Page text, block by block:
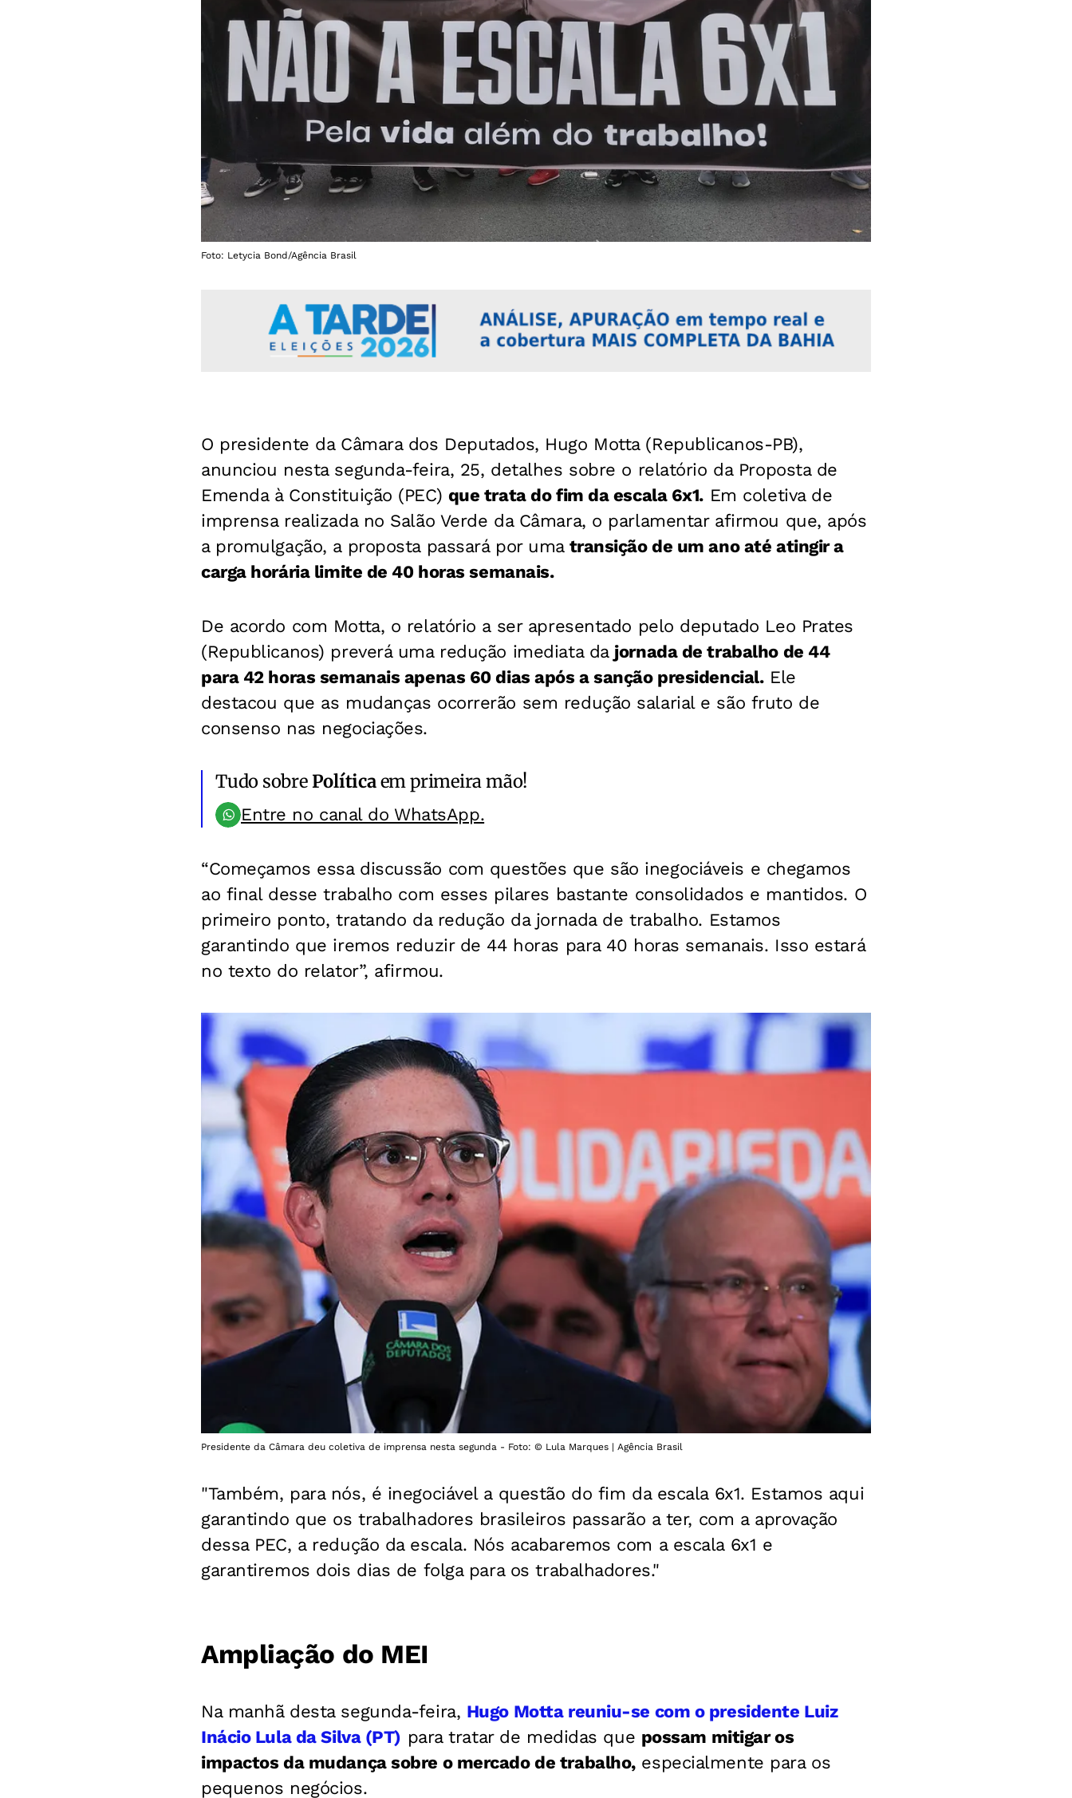
Foto: Letycia Bond/Agência Brasil
O presidente da Câmara dos Deputados, Hugo Motta (Republicanos-PB),
anunciou nesta segunda-feira, 25, detalhes sobre o relatório da Proposta de
Emenda à Constituição (PEC) que trata do fim da escala 6x1. Em coletiva de
imprensa realizada no Salão Verde da Câmara, o parlamentar afirmou que, após
a promulgação, a proposta passará por umatransição de um ano até atingir a
carga horária limite de 40 horas semanais.
De acordo com Motta, o relatório a ser apresentado pelo deputado Leo Prates
(Republicanos) preverá uma redução imediata da jornada de trabalho de 44
para 42 horas semanais apenas 60 dias após a sanção presidencial.Ele
destacou que as mudanças ocorrerão sem redução salarial e são fruto de
consenso nas negociações.
Tudo sobrePolíticaem primeira mão!
Entre no canal do WhatsApp.
“Começamos essa discussão com questões que são inegociáveis e chegamos
ao final desse trabalho com esses pilares bastante consolidados e mantidos. O
primeiro ponto, tratando da redução da jornada de trabalho. Estamos
garantindo que iremos reduzir de 44 horas para 40 horas semanais. Isso estará
no texto do relator”, afirmou.
Presidente da Câmara deu coletiva de imprensa nesta segunda - Foto: © Lula Marques | Agência Brasil
"Também, para nós, é inegociável a questão do fim da escala 6x1. Estamos aqui
garantindo que os trabalhadores brasileiros passarão a ter, com a aprovação
dessa PEC, a redução da escala. Nós acabaremos com a escala 6x1 e
garantiremos dois dias de folga para os trabalhadores."
Ampliação do MEI
Na manhã desta segunda-feira, Hugo Motta reuniu-se com o presidente Luiz
Inácio Lula da Silva (PT) para tratar de medidas que possam mitigar os
impactos da mudança sobre o mercado de trabalho,especialmente para os
pequenos negócios.